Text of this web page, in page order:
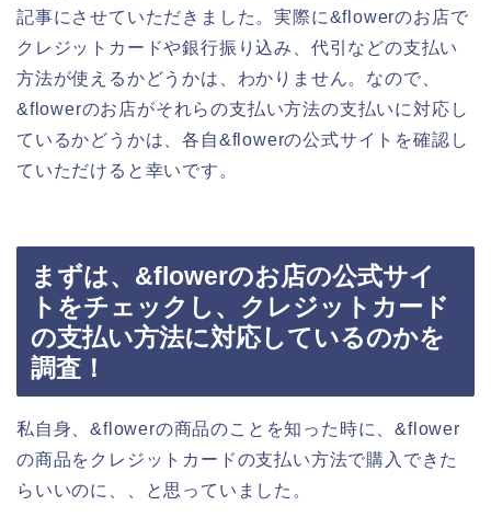
記事にさせていただきました。実際に&flowerのお店で
クレジットカードや銀行振り込み、代引などの支払い
方法が使えるかどうかは、わかりません。なので、
&flowerのお店がそれらの支払い方法の支払いに対応し
ているかどうかは、各自&flowerの公式サイトを確認し
ていただけると幸いです。
まずは、&flowerのお店の公式サイ
トをチェックし、クレジットカード
の支払い方法に対応しているのかを
調査！
私自身、&flowerの商品のことを知った時に、&flower
の商品をクレジットカードの支払い方法で購入できた
らいいのに、、と思っていました。